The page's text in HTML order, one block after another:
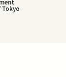
Tokyo